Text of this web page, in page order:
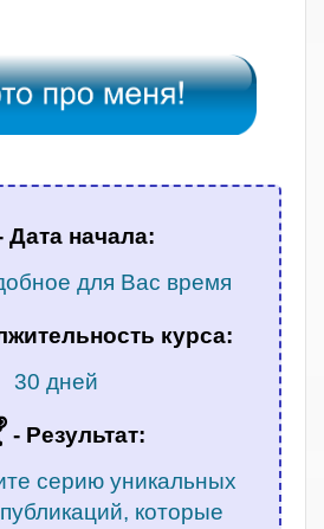
Дата начала:
для Вас время
курса:
30 дней
- Результат:
серию уникальных
которые